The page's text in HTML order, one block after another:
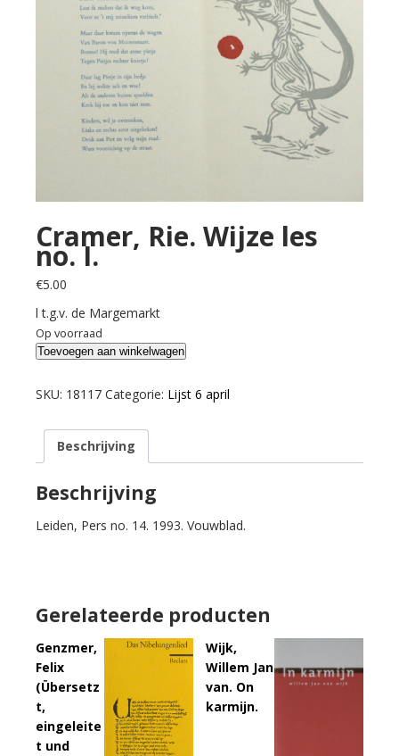
Cramer, Rie. Wijze les
no. I.
€5.00
l t.g.v. de Margemarkt
Op voorraad
Cramer,
Wijze
no.
aantal
Toevoegen aan winkelwagen
SKU: 18117 Categorie: Lijst 6 april
Beschrijving
Beschrijving
Leiden, Pers no. 14. 1993. Vouwblad.
Gerelateerde producten
Genzmer,
Felix
(Übersetz
t,
eingeleite
t und
Wijk,
Willem Jan
van. On
karmijn.